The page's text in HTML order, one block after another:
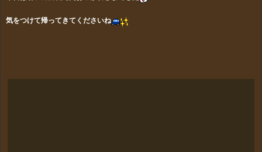
気をつけて帰ってきてくださいね